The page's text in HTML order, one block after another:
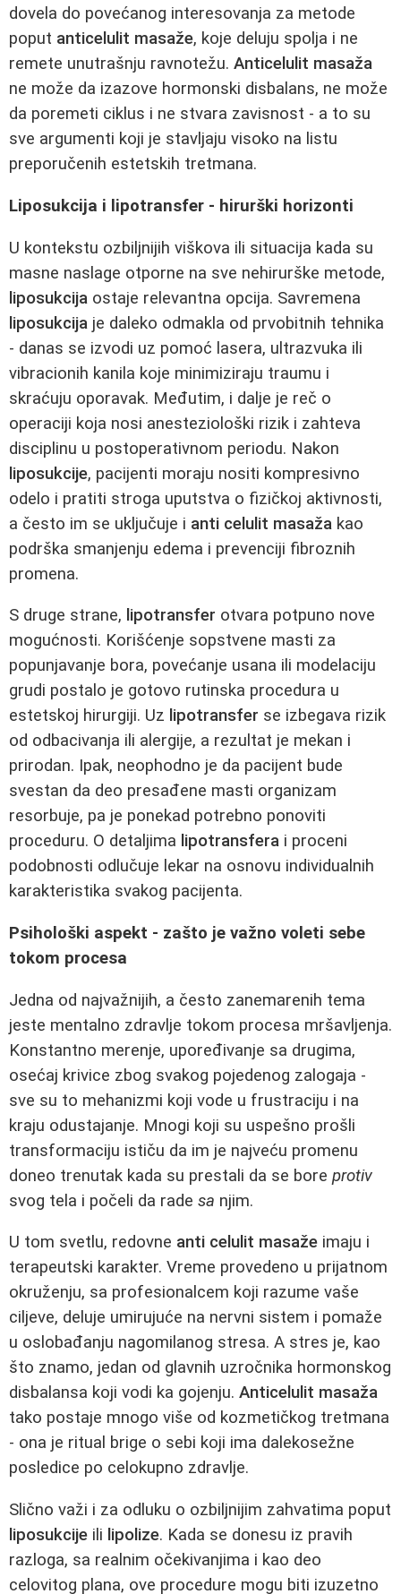
dovela do povećanog interesovanja za metode
poput anticelulit masaže, koje deluju spolja i ne
remete unutrašnju ravnotežu. Anticelulit masaža
ne može da izazove hormonski disbalans, ne može
da poremeti ciklus i ne stvara zavisnost - a to su
sve argumenti koji je stavljaju visoko na listu
preporučenih estetskih tretmana.
Liposukcija i lipotransfer - hirurški horizonti
U kontekstu ozbiljnijih viškova ili situacija kada su
masne naslage otporne na sve nehirurške metode,
liposukcija ostaje relevantna opcija. Savremena
liposukcija je daleko odmakla od prvobitnih tehnika
- danas se izvodi uz pomoć lasera, ultrazvuka ili
vibracionih kanila koje minimiziraju traumu i
skraćuju oporavak. Međutim, i dalje je reč o
operaciji koja nosi anesteziološki rizik i zahteva
disciplinu u postoperativnom periodu. Nakon
liposukcije, pacijenti moraju nositi kompresivno
odelo i pratiti stroga uputstva o fizičkoj aktivnosti,
a često im se uključuje i anti celulit masaža kao
podrška smanjenju edema i prevenciji fibroznih
promena.
S druge strane, lipotransfer otvara potpuno nove
mogućnosti. Korišćenje sopstvene masti za
popunjavanje bora, povećanje usana ili modelaciju
grudi postalo je gotovo rutinska procedura u
estetskoj hirurgiji. Uz lipotransfer se izbegava rizik
od odbacivanja ili alergije, a rezultat je mekan i
prirodan. Ipak, neophodno je da pacijent bude
svestan da deo presađene masti organizam
resorbuje, pa je ponekad potrebno ponoviti
proceduru. O detaljima lipotransfera i proceni
podobnosti odlučuje lekar na osnovu individualnih
karakteristika svakog pacijenta.
Psihološki aspekt - zašto je važno voleti sebe
tokom procesa
Jedna od najvažnijih, a često zanemarenih tema
jeste mentalno zdravlje tokom procesa mršavljenja.
Konstantno merenje, upoređivanje sa drugima,
osećaj krivice zbog svakog pojedenog zalogaja -
sve su to mehanizmi koji vode u frustraciju i na
kraju odustajanje. Mnogi koji su uspešno prošli
transformaciju ističu da im je najveću promenu
doneo trenutak kada su prestali da se bore protiv
svog tela i počeli da rade sa njim.
U tom svetlu, redovne anti celulit masaže imaju i
terapeutski karakter. Vreme provedeno u prijatnom
okruženju, sa profesionalcem koji razume vaše
ciljeve, deluje umirujuće na nervni sistem i pomaže
u oslobađanju nagomilanog stresa. A stres je, kao
što znamo, jedan od glavnih uzročnika hormonskog
disbalansa koji vodi ka gojenju. Anticelulit masaža
tako postaje mnogo više od kozmetičkog tretmana
- ona je ritual brige o sebi koji ima dalekosežne
posledice po celokupno zdravlje.
Slično važi i za odluku o ozbiljnijim zahvatima poput
liposukcije ili lipolize. Kada se donesu iz pravih
razloga, sa realnim očekivanjima i kao deo
celovitog plana, ove procedure mogu biti izuzetno